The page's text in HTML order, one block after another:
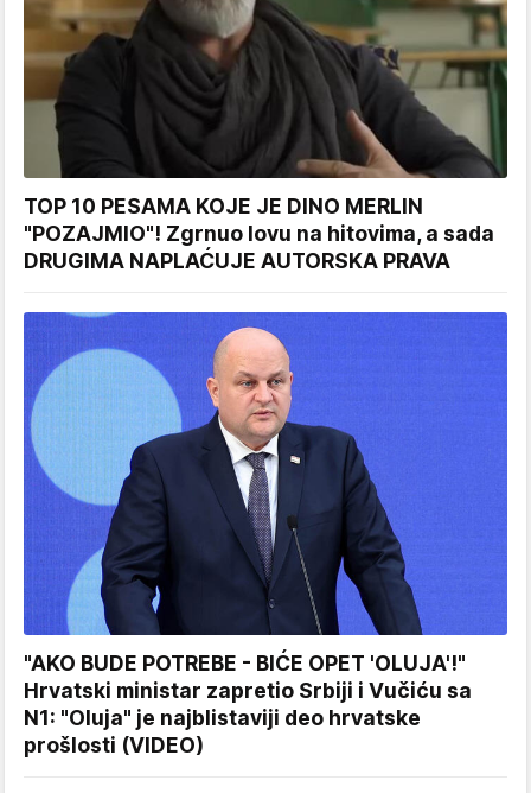
TOP 10 PESAMA KOJE JE DINO MERLIN
"POZAJMIO"! Zgrnuo lovu na hitovima, a sada
DRUGIMA NAPLAĆUJE AUTORSKA PRAVA
"AKO BUDE POTREBE - BIĆE OPET 'OLUJA'!"
Hrvatski ministar zapretio Srbiji i Vučiću sa
N1: "Oluja" je najblistaviji deo hrvatske
prošlosti (VIDEO)